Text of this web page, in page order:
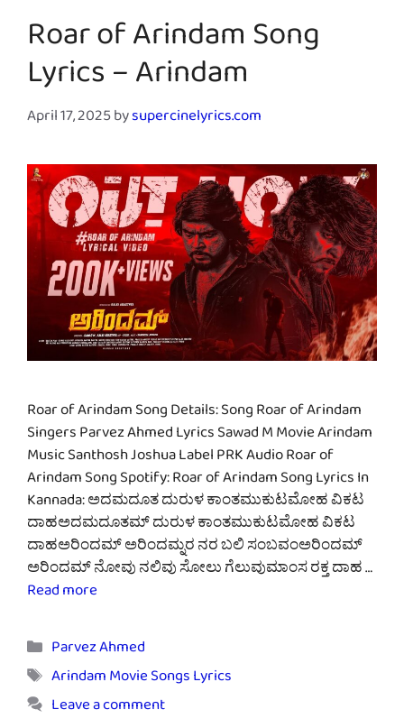
Roar of Arindam Song
Lyrics – Arindam
April 17, 2025bysupercinelyrics.com
Roar of Arindam Song Details: Song Roar of Arindam
Singers Parvez Ahmed Lyrics Sawad M Movie Arindam
Music Santhosh Joshua Label PRK Audio Roar of
Arindam Song Spotify: Roar of Arindam Song Lyrics In
Kannada: ಅದಮದೂತ ದುರುಳ ಕಾಂತಮುಕುಟಮೋಹ ವಿಕಟ
ದಾಹಅದಮದೂತಮ್ ದುರುಳ ಕಾಂತಮುಕುಟಮೋಹ ವಿಕಟ
ದಾಹಅರಿಂದಮ್ ಅರಿಂದಮ್ನರ ನರ ಬಲಿ ಸಂಬವಂಅರಿಂದಮ್
ಅರಿಂದಮ್ ನೋವು ನಲಿವು ಸೋಲು ಗೆಲುವುಮಾಂಸ ರಕ್ತ ದಾಹ …
Read more
Categories
Parvez Ahmed
Tags
Arindam Movie Songs Lyrics
Leave a comment